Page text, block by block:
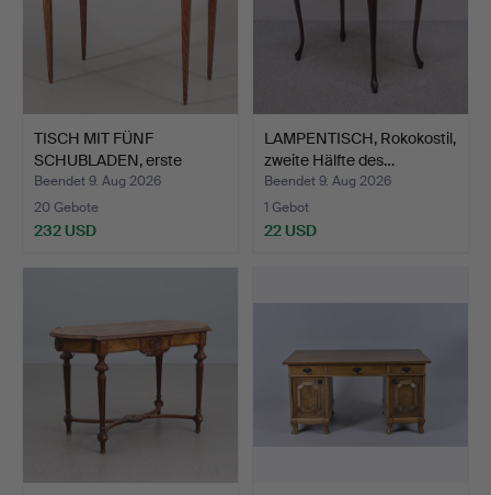
TISCH MIT FÜNF
SCHUBLADEN, erste
Hälfte de…
Beendet 9. Aug 2026
20 Gebote
232 USD
LAMPENTISCH, Rokokostil,
zweite Hälfte des…
Beendet 9. Aug 2026
1 Gebot
22 USD